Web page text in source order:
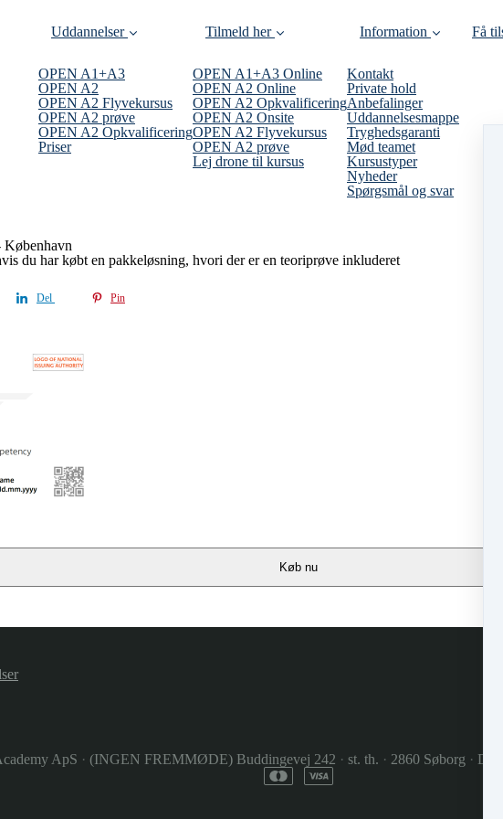
Uddannelser
OPEN A1+A3
OPEN A2
OPEN A2 Flyvekursus
OPEN A2 prøve
OPEN A2 Opkvalificering
Priser
Tilmeld her
OPEN A1+A3 Online
OPEN A2 Online
OPEN A2 Opkvalificering
OPEN A2 Onsite
OPEN A2 Flyvekursus
OPEN A2 prøve
Lej drone til kursus
Information
Kontakt
Private hold
Anbefalinger
Uddannelsesmappe
Tryghedsgaranti
Mød teamet
Kursustyper
Nyheder
Spørgsmål og svar
Få
du har købt en pakkeløsning, hvori der er en teoriprøve inkluderet
Del Pin
Køb nu
ApS · (INGEN FREMMØDE) Buddingevej 242 · st. th. · 2860 Søborg ·